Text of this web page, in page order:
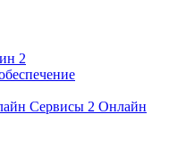
2
Онлайн